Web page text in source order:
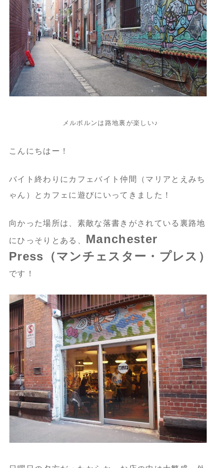
メルボルンは路地裏が楽しい♪
こんにちはー！
バイト終わりにカフェバイト仲間（マリアとえみち
ゃん）とカフェに遊びにいってきました！
向かった場所は、素敵な落書きがされている裏路地
にひっそりとある、 Manchester
Press（マンチェスター・プレス）
です！